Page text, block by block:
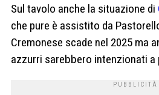
Sul tavolo anche la situazione di
che pure è assistito da
Cremonese scade nel 2025 ma
azzurri sarebbero intenzionati a